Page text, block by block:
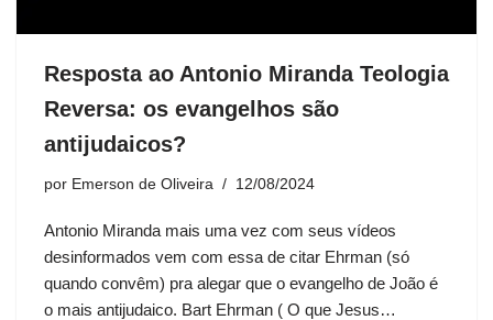
Resposta ao Antonio Miranda Teologia
Reversa: os evangelhos são
antijudaicos?
por Emerson de Oliveira 12/08/2024
Antonio Miranda mais uma vez com seus vídeos
desinformados vem com essa de citar Ehrman (só
quando convêm) pra alegar que o evangelho de João é
o mais antijudaico. Bart Ehrman ( O que Jesus…